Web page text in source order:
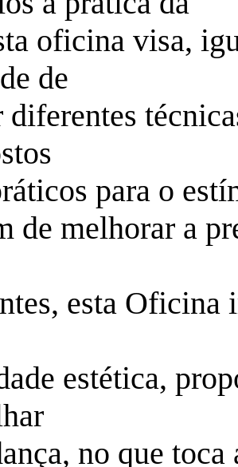
oficina visa,
de
para o
de melhorar a
esta Oficina
estética,
no que